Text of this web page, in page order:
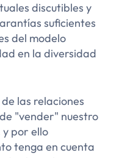
discutibles y
suficientes
del modelo
en la diversidad
las relaciones
"vender" nuestro
y por ello
tenga en cuenta